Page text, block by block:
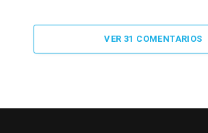
VER 31 COMENTARIOS